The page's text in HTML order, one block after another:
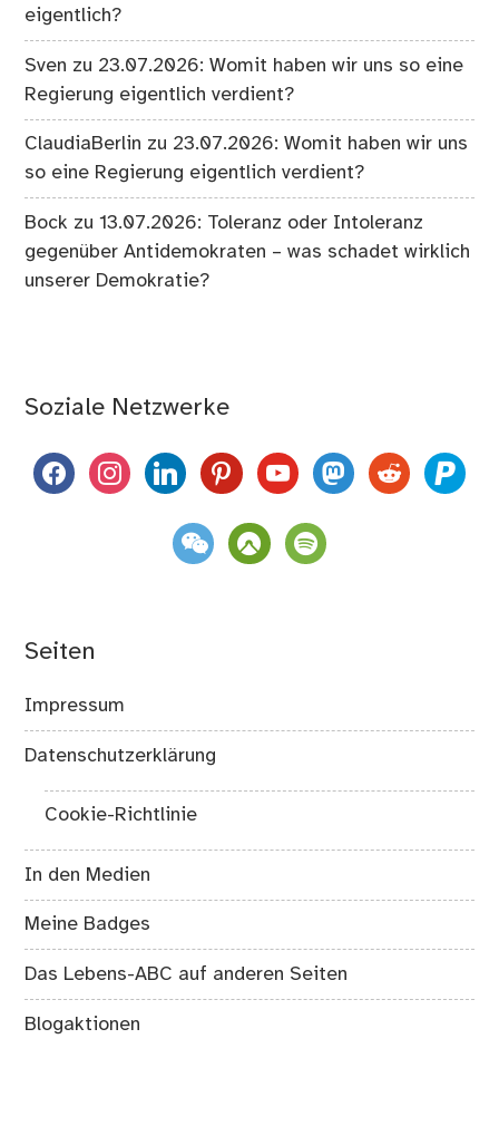
eigentlich?
Sven zu 23.07.2026: Womit haben wir uns so eine
Regierung eigentlich verdient?
ClaudiaBerlin zu 23.07.2026: Womit haben wir uns
so eine Regierung eigentlich verdient?
Bock zu13.07.2026: Toleranz oder Intoleranz
gegenüber Antidemokraten – was schadet wirklich
unserer Demokratie?
Soziale Netzwerke
facebookinstagramlinkedinpinterestyoutubemastodon
reddit paypal
weixin komootspotify
Seiten
Impressum
Datenschutzerklärung
Cookie-Richtlinie
In den Medien
Meine Badges
Das Lebens-ABC auf anderen Seiten
Blogaktionen